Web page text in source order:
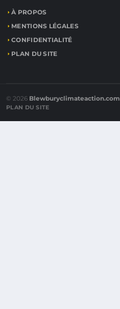
À PROPOS
MENTIONS LÉGALES
CONFIDENTIALITÉ
PLAN DU SITE
© 2026 Blewburyclimateaction.com
PLAN DU SITE